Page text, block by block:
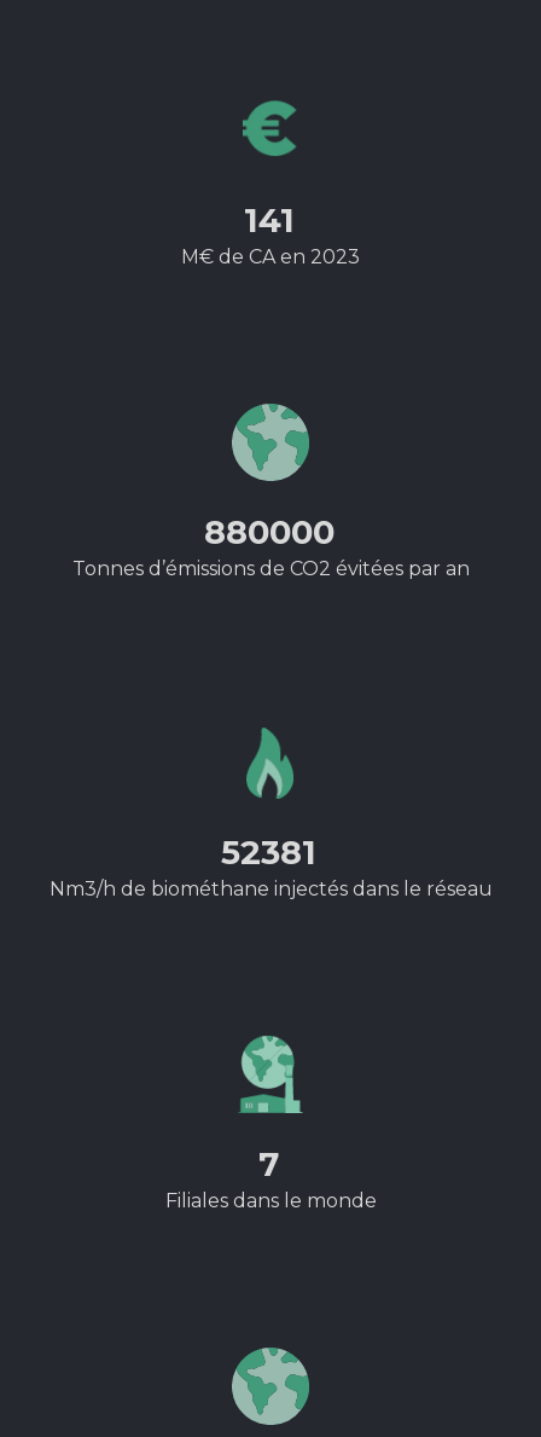
141
M€ de CA en 2023
880000
Tonnes d’émissions de CO2 évitées par an
52381
Nm3/h de biométhane injectés dans le réseau
7
Filiales dans le monde